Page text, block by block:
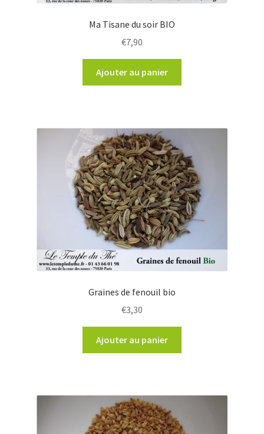
Ma Tisane du soir BIO
€7,90
Ajouter au panier
Graines de fenouil bio
€3,30
Ajouter au panier